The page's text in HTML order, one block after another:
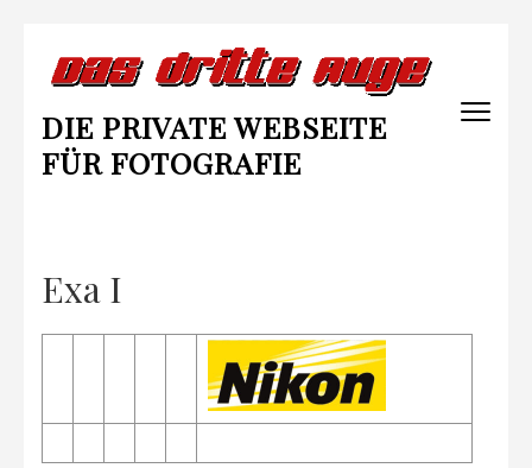
Inhalt
springen
(Enter
drücken)
DIE PRIVATE WEBSEITE
FÜR FOTOGRAFIE
Exa I